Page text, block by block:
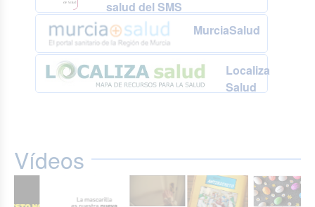
salud del SMS
MurciaSalud
Localiza
Salud
Vídeos